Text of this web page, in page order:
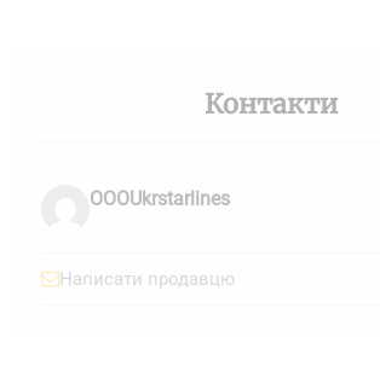
Контакти
OOOUkrstarlines
Написати продавцю